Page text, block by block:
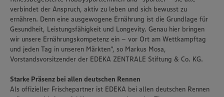
verbindet der Anspruch, aktiv zu leben und sich bewusst zu
ernähren. Denn eine ausgewogene Ernährung ist die Grundlage für
Gesundheit, Leistungsfähigkeit und Longevity. Genau hier bringen
wir unsere Ernährungskompetenz ein – vor Ort am Wettkampftag
und jeden Tag in unseren Märkten“, ​so Markus Mosa,
Vorstandsvorsitzender der EDEKA ZENTRALE Stiftung & Co. KG.​​
Starke Präsenz bei allen deutschen Rennen
Als offizieller Frischepartner ist EDEKA bei allen deutschen Rennen